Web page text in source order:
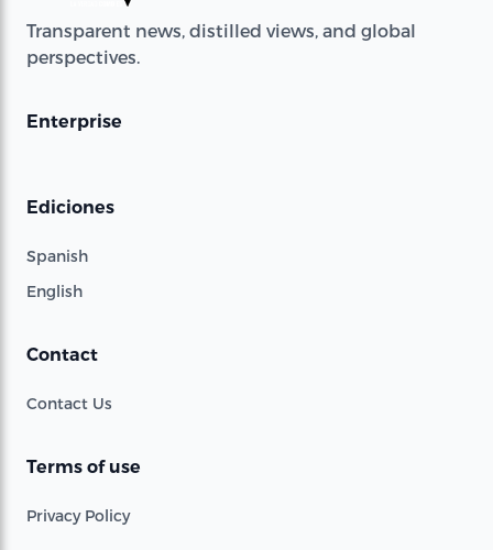
Transparent news, distilled views, and global
perspectives.
Enterprise
Ediciones
Spanish
English
Contact
Contact Us
Terms of use
Privacy Policy